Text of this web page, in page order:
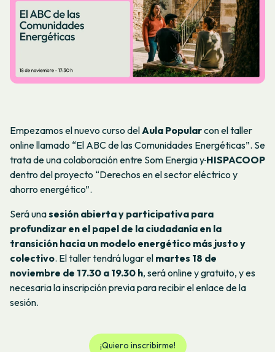
Empezamos el nuevo curso delAula Popularcon el taller
online llamado “El ABC de las Comunidades Energéticas”. Se
trata de una colaboración entre Som Energia y HISPACOOP
dentro del proyecto “Derechos en el sector eléctrico y
ahorro energético”.
Será unasesión abierta y participativa para
profundizar en el papel de la ciudadanía en la
transición hacia un modelo energético más justo y
colectivo. El taller tendrá lugar el martes 18 de
noviembre de 17.30 a 19.30 h, será online y gratuito, yes
necesaria la inscripción previa para recibir el enlace de la
sesión.
¡Quiero inscribirme!